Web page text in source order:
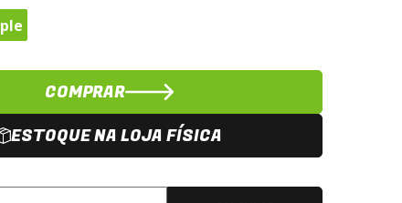
COMPRAR
ESTOQUE NA LOJA FÍSICA